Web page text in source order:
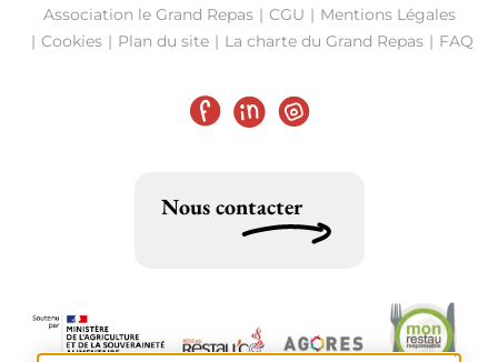
Association le Grand Repas CGU
Mentions Légales
Cookies
Plan du site La charte du Grand Repas FAQ
FacebookLinkedInInstagram
Nous contacter